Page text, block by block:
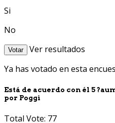
Si
No
Votar
Ver resultados
Ya has votado en esta
Está de acuerdo con él 5
por Poggi
Total Vote: 77